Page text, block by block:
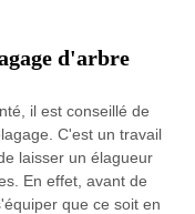
d'arbre
il est conseillé de
C'est un travail
laisser un élagueur
En effet, avant de
que ce soit en